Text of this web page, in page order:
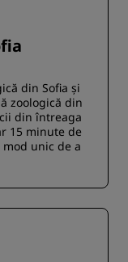
din Sofia și
zoologică din
din întreaga
15 minute de
unic de a